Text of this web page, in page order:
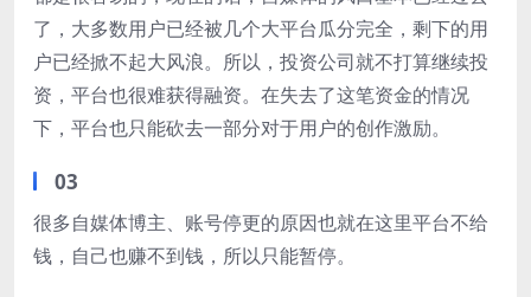
了，大多数用户已经被几个大平台瓜分完全，剩下的用
户已经掀不起大风浪。所以，投资公司就不打算继续投
资，平台也很难获得融资。在失去了这笔资金的情况
下，平台也只能砍去一部分对于用户的创作激励。
03
很多自媒体博主、账号停更的原因也就在这里平台不给
钱，自己也赚不到钱，所以只能暂停。